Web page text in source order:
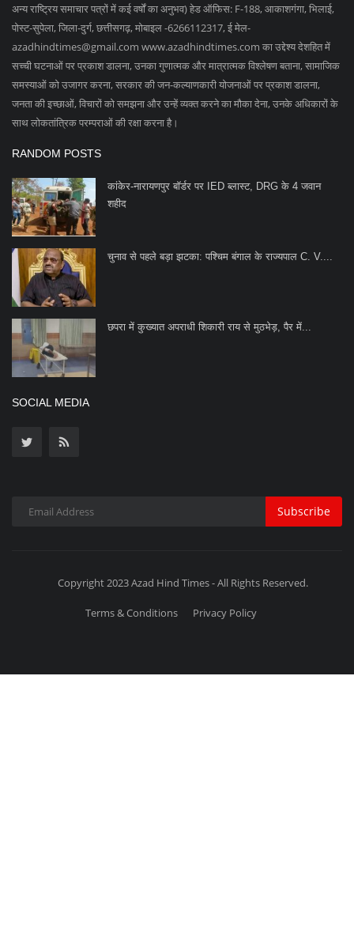
अन्य राष्ट्रिय समाचार पत्रों में कई वर्षों का अनुभव) हेड ऑफिस: F-188, आकाशगंगा, भिलाई,
पोस्ट-सुपेला, जिला-दुर्ग, छत्तीसगढ़, मोबाइल -6266112317, ई मेल-
azadhindtimes@gmail.com www.azadhindtimes.com का उद्देश्य देशहित में
सच्ची घटनाओं पर प्रकाश डालना, उनका गुणात्मक और मात्रात्मक विश्लेषण बताना, सामाजिक
समस्याओं को उजागर करना, सरकार की जन-कल्याणकारी योजनाओं पर प्रकाश डालना,
जनता की इच्छाओं, विचारों को समझना और उन्हें व्यक्त करने का मौका देना, उनके अधिकारों के
साथ लोकतांत्रिक परम्पराओं की रक्षा करना है।
RANDOM POSTS
कांकेर-नारायणपुर बॉर्डर पर IED ब्लास्ट, DRG के 4 जवान
शहीद
चुनाव से पहले बड़ा झटका: पश्चिम बंगाल के राज्यपाल C. V....
छपरा में कुख्यात अपराधी शिकारी राय से मुठभेड़, पैर में...
SOCIAL MEDIA
Subscribe
Copyright 2023 Azad Hind Times - All Rights Reserved.
Terms & Conditions Privacy Policy